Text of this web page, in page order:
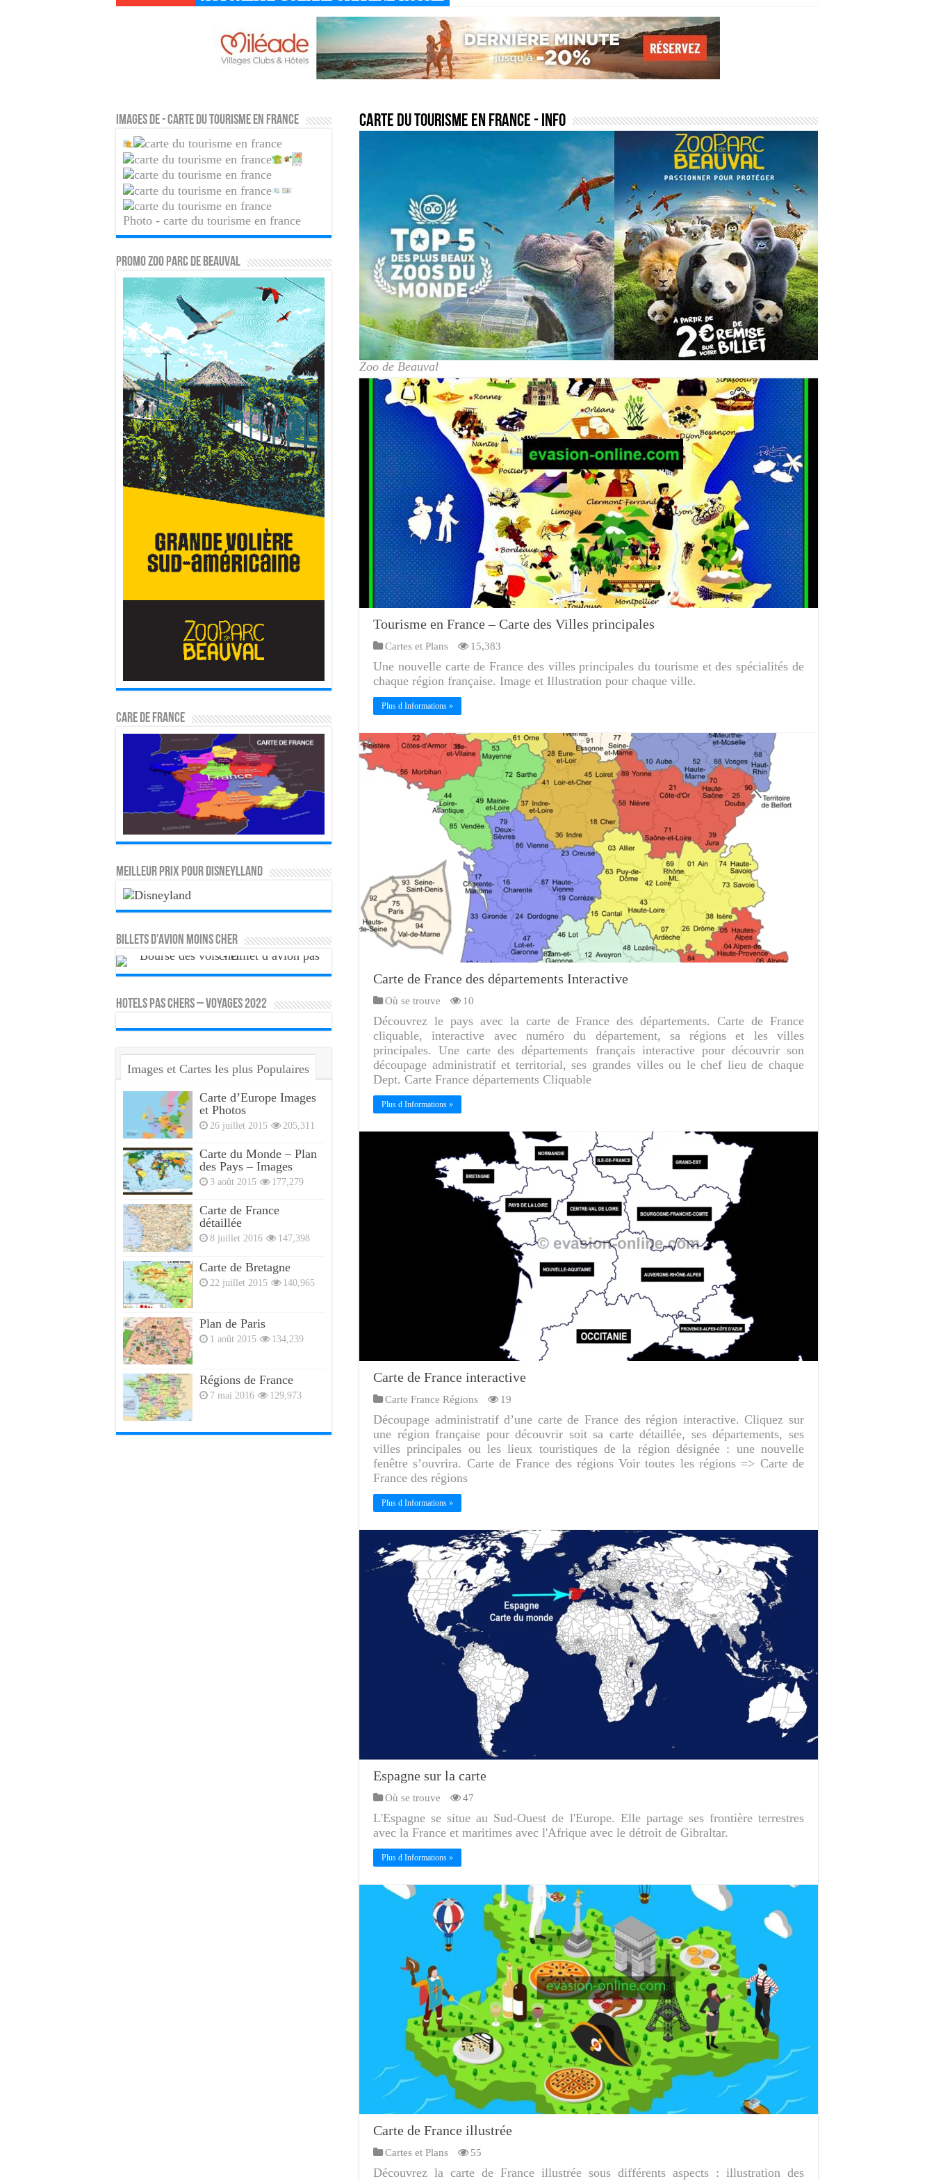
carte du tourisme en france - Info
Zoo de Beauval
Tourisme en France – Carte des Villes principales
Cartes et Plans 15,383
Une nouvelle carte de France des villes principales du tourisme et des spécialités de
chaque région française. Image et Illustration pour chaque ville.
Plus d Informations »
Carte de France des départements Interactive
Où se trouve 10
Découvrez le pays avec la carte de France des départements. Carte de France
cliquable, interactive avec numéro du département, sa régions et les villes
principales. Une carte des départements français interactive pour découvrir son
découpage administratif et territorial, ses grandes villes ou le chef lieu de chaque
Dept. Carte France départements Cliquable
Plus d Informations »
Carte de France interactive
Carte France Régions 19
Découpage administratif d’une carte de France des région interactive. Cliquez sur
une région française pour découvrir soit sa carte détaillée, ses départements, ses
villes principales ou les lieux touristiques de la région désignée : une nouvelle
fenêtre s’ouvrira. Carte de France des régions Voir toutes les régions => Carte de
France des régions
Plus d Informations »
Espagne sur la carte
Où se trouve 47
L'Espagne se situe au Sud-Ouest de l'Europe. Elle partage ses frontière terrestres
avec la France et maritimes avec l'Afrique avec le détroit de Gibraltar.
Plus d Informations »
Carte de France illustrée
Cartes et Plans 55
Découvrez la carte de France illustrée sous différents aspects : illustration des
Images de - carte du tourisme en france
Photo - carte du tourisme en france
PROMO ZOO PARC DE BEAUVAL
CARE DE FRANCE
MEILLEUR PRIX POUR DISNEYLLAND
Billets d’avion moins cher
HOTELS PAS CHERS – VOYAGES 2022
Images et Cartes les plus Populaires
Carte d’Europe Images
et Photos
26 juillet 2015 205,311
Carte du Monde – Plan
des Pays – Images
3 août 2015 177,279
Carte de France
détaillée
8 juillet 2016 147,398
Carte de Bretagne
22 juillet 2015 140,965
Plan de Paris
1 août 2015 134,239
Régions de France
7 mai 2016 129,973